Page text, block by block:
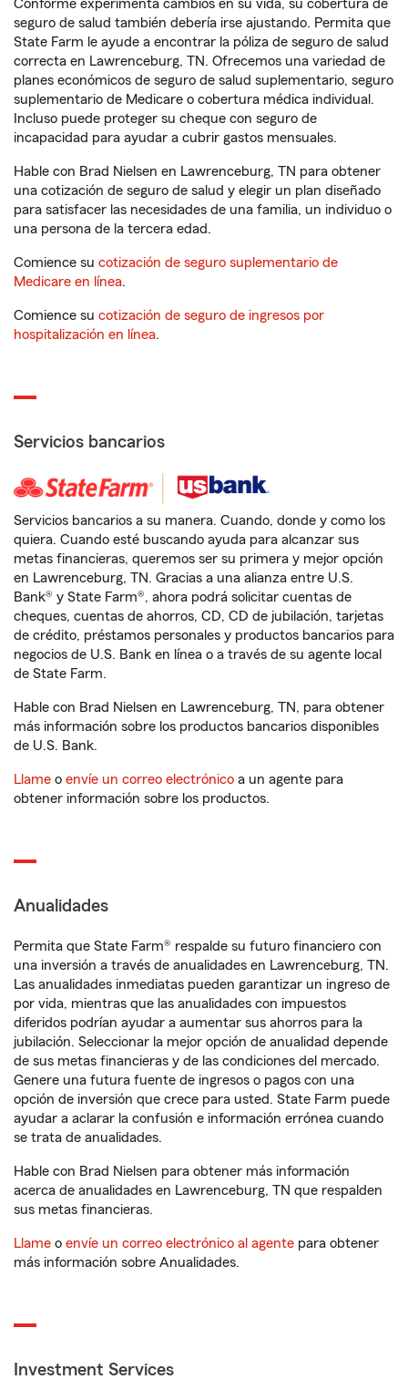
Conforme experimenta cambios en su vida, su cobertura de
seguro de salud también debería irse ajustando. Permita que
State Farm le ayude a encontrar la póliza de seguro de salud
correcta en Lawrenceburg, TN. Ofrecemos una variedad de
planes económicos de seguro de salud suplementario, seguro
suplementario de Medicare o cobertura médica individual.
Incluso puede proteger su cheque con seguro de
incapacidad para ayudar a cubrir gastos mensuales.
Hable con Brad Nielsen en Lawrenceburg, TN para obtener
una cotización de seguro de salud y elegir un plan diseñado
para satisfacer las necesidades de una familia, un individuo o
una persona de la tercera edad.
Comience su cotización de seguro suplementario de
Medicare en línea.
Comience su cotización de seguro de ingresos por
hospitalización en línea.
Servicios bancarios
Servicios bancarios a su manera. Cuando, donde y como los
quiera. Cuando esté buscando ayuda para alcanzar sus
metas financieras, queremos ser su primera y mejor opción
en Lawrenceburg, TN. Gracias a una alianza entre U.S.
Bank® y State Farm®, ahora podrá solicitar cuentas de
cheques, cuentas de ahorros, CD, CD de jubilación, tarjetas
de crédito, préstamos personales y productos bancarios para
negocios de U.S. Bank en línea o a través de su agente local
de State Farm.
Hable con Brad Nielsen en Lawrenceburg, TN, para obtener
más información sobre los productos bancarios disponibles
de U.S. Bank.
Llame o envíe un correo electrónico a un agente para
obtener información sobre los productos.
Anualidades
Permita que State Farm® respalde su futuro financiero con
una inversión a través de anualidades en Lawrenceburg, TN.
Las anualidades inmediatas pueden garantizar un ingreso de
por vida, mientras que las anualidades con impuestos
diferidos podrían ayudar a aumentar sus ahorros para la
jubilación. Seleccionar la mejor opción de anualidad depende
de sus metas financieras y de las condiciones del mercado.
Genere una futura fuente de ingresos o pagos con una
opción de inversión que crece para usted. State Farm puede
ayudar a aclarar la confusión e información errónea cuando
se trata de anualidades.
Hable con Brad Nielsen para obtener más información
acerca de anualidades en Lawrenceburg, TN que respalden
sus metas financieras.
Llame o envíe un correo electrónico al agente para obtener
más información sobre Anualidades.
Investment Services